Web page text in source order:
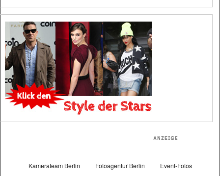
Kamerateam Berlin Fotoagentur Berlin Event-Fotos